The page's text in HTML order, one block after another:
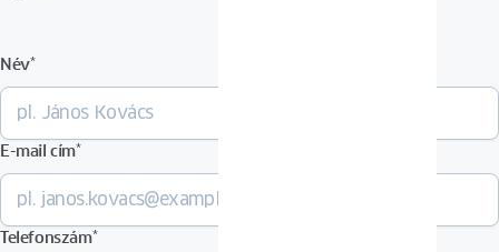
Név*
E-mail cím*
Telefonszám*